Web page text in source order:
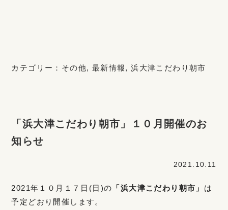
カテゴリー： その他, 最新情報,浜大津こだわり朝市
「浜大津こだわり朝市」１０月開催のお
知らせ
2021.10.11
2021年１０月１７日(日)の 「浜大津こだわり朝市」 は
予定どおり開催します。